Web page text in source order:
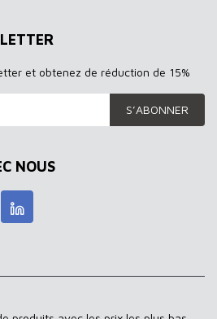
et obtenez de réduction de 15%
S’ABONNER
NOUS